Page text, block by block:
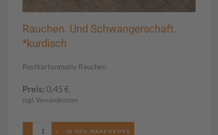
Rauchen. Und Schwangerschaft.
*kurdisch
Postkartenmotiv Rauchen
Preis: 0,45€
zzgl. Versandkosten
− +